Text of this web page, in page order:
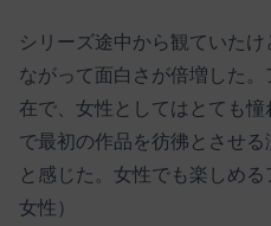
シリーズ途中から観ていた
ながって面白さが倍増した
在で、女性としてはとても
で最初の作品を彷彿とさせ
と感じた。女性でも楽しめ
女性）